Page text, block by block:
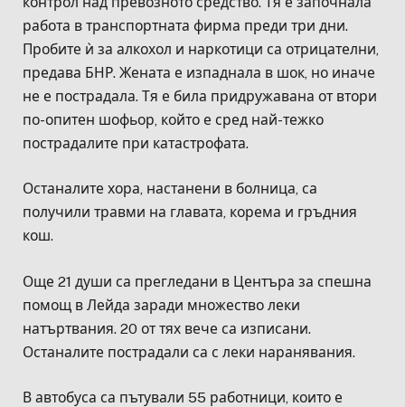
работа в транспортната фирма преди три дни.
Пробите ѝ за алкохол и наркотици са отрицателни,
предава БНР. Жената е изпаднала в шок, но иначе
не е пострадала. Тя е била придружавана от втори
по-опитен шофьор, който е сред най-тежко
пострадалите при катастрофата.
Останалите хора, настанени в болница, са
получили травми на главата, корема и гръдния
кош.
Още 21 души са прегледани в Центъра за спешна
помощ в Лейда заради множество леки
натъртвания. 20 от тях вече са изписани.
Останалите пострадали са с леки наранявания.
В автобуса са пътували 55 работници, които е